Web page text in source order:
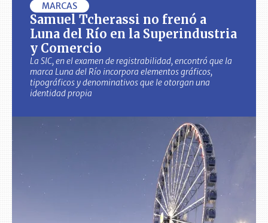
MARCAS
Samuel Tcherassi no frenó a
Luna del Río en la Superindustria
y Comercio
La SIC, en el examen de registrabilidad, encontró que la
marca Luna del Río incorpora elementos gráficos,
tipográficos y denominativos que le otorgan una
identidad propia